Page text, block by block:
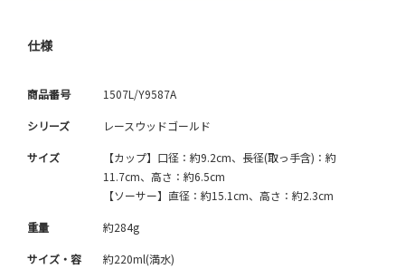
仕様
商品番号 1507L/Y9587A
シリーズ レースウッドゴールド
サイズ
【カップ】口径：約9.2cm、長径(取っ手含)：約
11.7cm、高さ：約6.5cm
【ソーサー】直径：約15.1cm、高さ：約2.3cm
重量 約284g
サイズ・容
約220ml(満水)